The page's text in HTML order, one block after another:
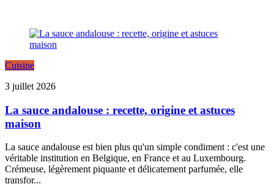
Cuisine
3 juillet 2026
La sauce andalouse : recette, origine et astuces
maison
La sauce andalouse est bien plus qu'un simple condiment : c'est une
véritable institution en Belgique, en France et au Luxembourg.
Crémeuse, légèrement piquante et délicatement parfumée, elle
transfor...